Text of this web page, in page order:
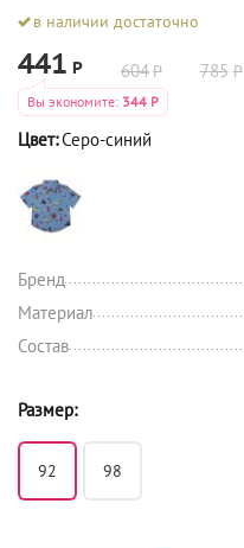
в наличии достаточно
441 Р 604Р 785 Р
Вы экономите: 344 Р
Цвет:Серо-синий
Бренд
Материал
Состав
Размер:
92 98